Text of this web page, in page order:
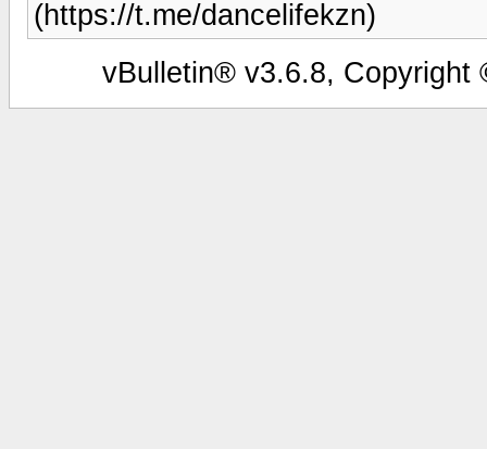
(https://t.me/dancelifekzn)
vBulletin® v3.6.8, Copyright